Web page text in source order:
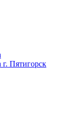
Пятигорск